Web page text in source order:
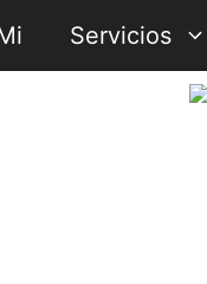
Servicios